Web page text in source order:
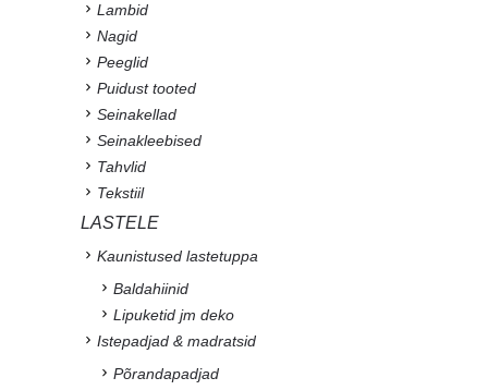
Lambid
Nagid
Peeglid
Puidust tooted
Seinakellad
Seinakleebised
Tahvlid
Tekstiil
LASTELE
Kaunistused lastetuppa
Baldahiinid
Lipuketid jm deko
Istepadjad & madratsid
Põrandapadjad